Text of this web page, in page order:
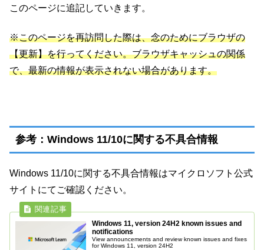
このページに追記していきます。
※このページを再訪問した際は、念のためにブラウザの
【更新】を行ってください。ブラウザキャッシュの関係
で、最新の情報が表示されない場合があります。
参考：Windows 11/10に関する不具合情報
Windows 11/10に関する不具合情報はマイクロソフト公式
サイトにてご確認ください。
Windows 11, version 24H2 known issues and
notifications
View announcements and review known issues and fixes
for Windows 11, version 24H2